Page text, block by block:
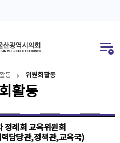
동 위원회활동
활동
정례회 교육위원회
담당관,정책관,교육국)